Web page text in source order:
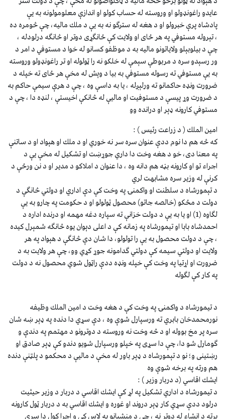
عايدو راغونډولو او وروسته له حساب كولو او اندازې معلومولونه به يې
پادشاه پرې خبرولو او د هغه له سترګو نه به يې د ملك ماليه، چې څومره ده
، تېروله مستوفي په هر ځاى او ولايت كې ځانګړى دوتر او څانګه درلودله ،
چې د بيلوبېلو ولاياتونو ماليه به د موظفو كسانو له خوا د مستوفي د امر د
ور رسېدو سره د مربوطې سېمې له خلكو نه را ټولوله او تر راغونډولو وروسته
به يې مستوفي ته رسوله مستوفي به بيا د وېش له مخې هر ځاى ته خپله د
ضرورت ونډه حاكمانو ته ورلېږله ، يا به داسې وه ، چې د هرې سيمې حاكم به
د ضرورت وړ پيسې د مستوفيت او ماليې له څانكې اخيستې ، لنډه دا ، چې د
مستوفي كارونه ډېر او درانده وو
امين الملك ( د زراعت رئيس ) :
كه څه هم دا نوم ددې عنوان سره سر نه خوري او د ملك او هېواد او د ساتنې
په معنا دى، خو د هغه وخت دا داري جوړښت او تشكيل له مخې يې د
اجراء تو او كارونه بڼه هم دانه وه ، دا عنوان د املاكو د مدير او د نن ورځې د
كرنې له وزير سره مشابهت لري
د تېمورشاه د سلطنت او واكمنۍ په وخت كې دې اداري او دولتي څانګې د
دولت د مځكو (خالصه جاتو) محصول ټولولو او د حكومت په چارو به يې
لګاوه (1) او يا به يې د دولت خزانې ته سپاره دغه مهمه او درنده اداره د
احمدشاه بابا او تيمورشاه په زمانه كې د اعلى دېوان يوه څانګه شمېرل كيده
، چې د دولت محصول به يې را تولولو، دا شان دې څانګې د هېواد په هر
ولايت او دولتي سيمه كې دولتي ګدامونه جوړ كړي وو، چې هر ولايت به د
ضرورت او اړتيا په وخت كې خپله ونډه ددې راټول شوي محصول نه د دولت
په كار كې لګوله
د تيمورشاه د واكمنۍ په وخت كې د هغه وخت د امين الملك وظيفه
نورمحمدخان بابري ته ورسپارل شوې وه ، دې سړي دا دنده په ډېر ښه شان
سره پر مخ بووله او د څه وخت نه وروسته د دوترونو د مهتمم په دندې و
ګومارل شو دا، چې دا سړى په خپلو ورسپارل شويو دندو كې ډېر صادق او
رښتينى و؛ نو د تېمورشاه د ډېر باور له مخې د ماليې د محكمو د پلټنې دنده
هم ورته په برخه شوې وه
ايشك اقاسي (د دربار وزير ) :
د تيمورشاه د اداري تشكيل په لړ كې ايشك اقاسي د دربار د وزير حيثيت
درلود ددې سړي كار ډېر دروند او غوره و ايشك اقاسي به د دربار ټول كارونه